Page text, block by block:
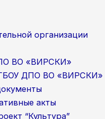
организации
ВО «ВИРСКИ»
ДПО ВО «ВИРСКИ»
акты
“Культура”